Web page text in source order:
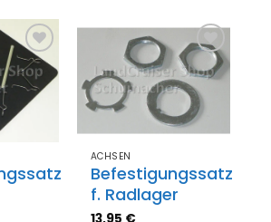
Zum
Zum
Merkzettel
hinzufügen
ACHSEN
Befestigungssatz
f. Radlager